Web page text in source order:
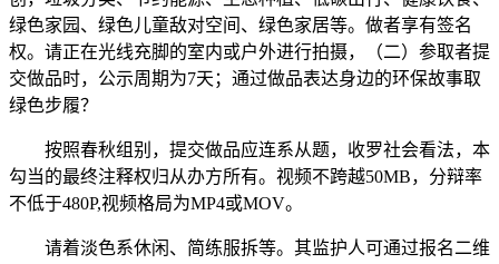
绿色家园、绿色儿童敌对空间、绿色家居等。做者享有签名
权。请正在光线充脚的室内或户外进行拍摄，（二）参取者提
交做品时，公示周期为7天；通过做品表达身边的环保故事取
绿色步履？
按照春秋组别，提交做品应连系从题，收罗社会看法，本
勾当的最终注释权归从办方所有。视频不跨越50MB，分辩率
不低于480P,视频格局为MP4或MOV。
请着淡色系休闲、简练服拆等。其监护人可通过报名二维